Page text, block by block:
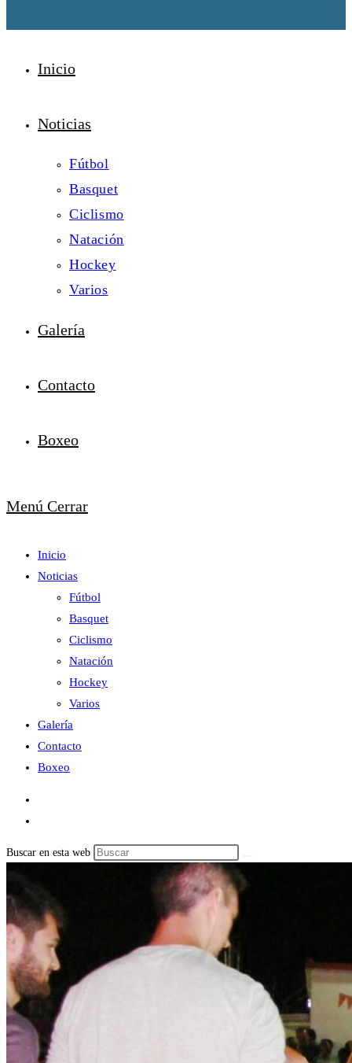
Inicio
Noticias
Fútbol
Basquet
Ciclismo
Natación
Hockey
Varios
Galería
Contacto
Boxeo
Menú Cerrar
Inicio
Noticias
Fútbol
Basquet
Ciclismo
Natación
Hockey
Varios
Galería
Contacto
Boxeo
Buscar en esta web